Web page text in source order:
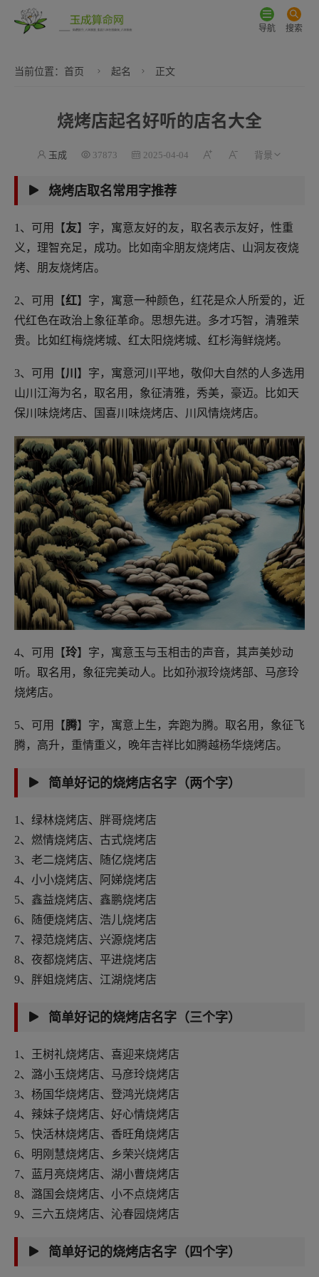
导航 搜索
当前位置： 首页 起名 正文
烧烤店起名好听的店名大全
玉成 37873 2025-04-04
烧烤店取名常用字推荐
1、可用【友】字，寓意友好的友，取名表示友好，性重
义，理智充足，成功。比如南伞朋友烧烤店、山洞友夜烧
烤、朋友烧烤店。
2、可用【红】字，寓意一种颜色，红花是众人所爱的，近
代红色在政治上象征革命。思想先进。多才巧智，清雅荣
贵。比如红梅烧烤城、红太阳烧烤城、红杉海鲜烧烤。
3、可用【川 】字，寓意河川平地，敬仰大自然的人多选用
山川江海为名，取名用，象征清雅，秀美，豪迈。比如天
保川味烧烤店、国喜川味烧烤店、川风情烧烤店。
4、可用【玲】字，寓意玉与玉相击的声音，其声美妙动
听。取名用，象征完美动人。比如孙淑玲烧烤部、马彦玲
烧烤店。
5、可用【腾】字，寓意上生，奔跑为腾。取名用，象征飞
腾，高升，重情重义，晚年吉祥比如腾越杨华烧烤店。
简单好记的烧烤店名字（两个字）
1、绿林烧烤店、胖哥烧烤店
2、燃情烧烤店、古式烧烤店
3、老二烧烤店、随亿烧烤店
4、小小烧烤店、阿娣烧烤店
5、鑫益烧烤店、鑫鹏烧烤店
6、随便烧烤店、浩儿烧烤店
7、禄范烧烤店、兴源烧烤店
8、夜都烧烤店、平进烧烤店
9、胖姐烧烤店、江湖烧烤店
简单好记的烧烤店名字（三个字）
1、王树礼烧烤店、喜迎来烧烤店
2、潞小玉烧烤店、马彦玲烧烤店
3、杨国华烧烤店、登鸿光烧烤店
4、辣妹子烧烤店、好心情烧烤店
5、快活林烧烤店、香旺角烧烤店
6、明刚慧烧烤店、乡荣兴烧烤店
7、蓝月亮烧烤店、湖小曹烧烤店
8、潞国会烧烤店、小不点烧烤店
9、三六五烧烤店、沁春园烧烤店
简单好记的烧烤店名字（四个字）